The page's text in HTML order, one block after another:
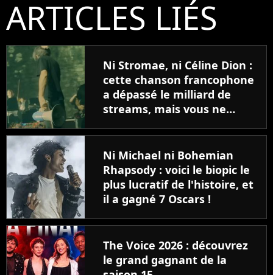
ARTICLES LIÉS
Ni Stromae, ni Céline Dion :
cette chanson francophone
a dépassé le milliard de
streams, mais vous ne
chanteur, "Personne ne
connait mon nom"
Ni Michael ni Bohemian
Rhapsody : voici le biopic le
plus lucratif de l'histoire, et
il a gagné 7 Oscars !
The Voice 2026 : découvrez
le grand gagnant de la